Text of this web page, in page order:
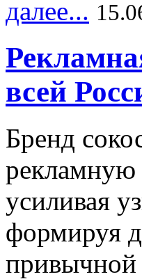
далее...
всей
Бренд
рекламную
усиливая
формируя
привычной